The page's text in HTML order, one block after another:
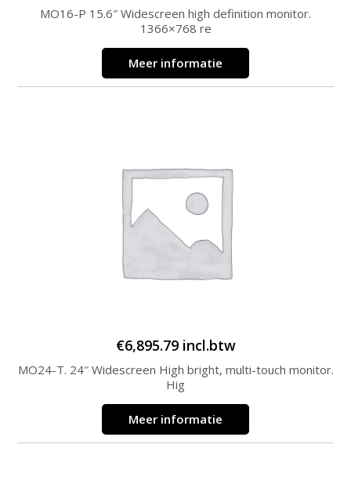
MO16-P 15.6″ Widescreen high definition monitor.
1366×768 re
Meer informatie
€6,895.79 incl.btw
MO24-T. 24″ Widescreen High bright, multi-touch monitor.
Hig
Meer informatie